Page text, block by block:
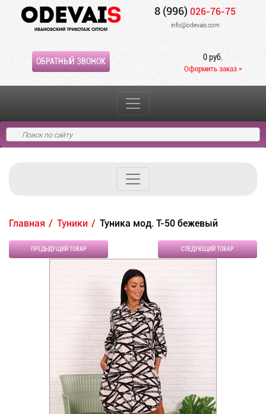
8 (996) 026-76-75
info@odevais.com
ОБРАТНЫЙ ЗВОНОК 0 руб.
Оформить заказ »
Главная Туники Туника мод. Т-50 бежевый
ПРЕДЫДУЩИЙ ТОВАР СЛЕДУЮЩИЙ ТОВАР